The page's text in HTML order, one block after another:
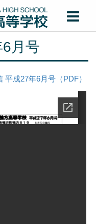
月号
平成27年6月号（PDF）